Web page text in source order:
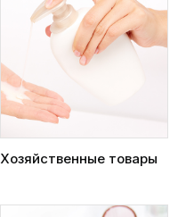
Хозяйственные товары